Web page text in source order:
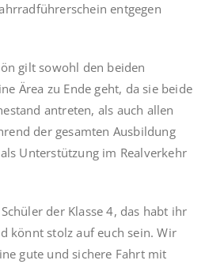
entgegen
gilt sowohl den beiden
Ärea zu Ende geht, da sie beide
antreten, als auch allen
der gesamten Ausbildung
Unterstützung im Realverkehr
der Klasse 4, das habt ihr
könnt stolz auf euch sein. Wir
gute und sichere Fahrt mit